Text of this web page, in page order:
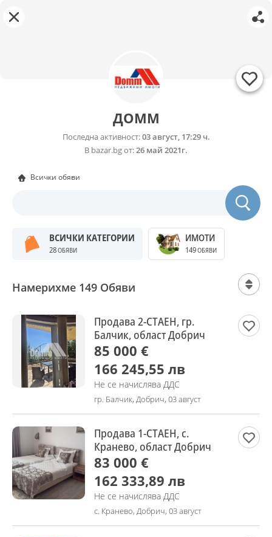
ДОММ
Последна активност:03 август, 17:29 ч.
В bazar.bg от:26 май 2021г.
Всички обяви
ВСИЧКИ КАТЕГОРИИ
28ОБЯВИ
ИМОТИ
149ОБЯВИ
Намерихме 149 Обяви
Продава 2-СТАЕН, гр.
Балчик, област Добрич
85 000 €
166 245,55 лв
Не се начислява ДДС
гр. Балчик, Добрич, 03 август
Продава 1-СТАЕН, с.
Кранево, област Добрич
83 000 €
162 333,89 лв
Не се начислява ДДС
с. Кранево, Добрич, 03 август